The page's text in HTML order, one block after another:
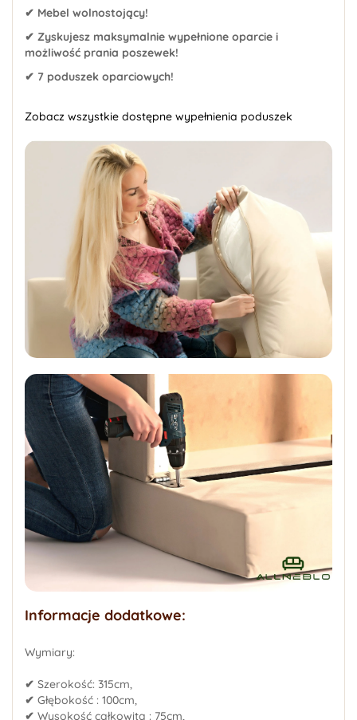
✔ Mebel wolnostojący!
✔ Zyskujesz maksymalnie wypełnione oparcie i
możliwość prania poszewek!
✔ 7 poduszek oparciowych!
Zobacz wszystkie dostępne wypełnienia poduszek
Informacje dodatkowe:
Wymiary:
✔ Szerokość: 315cm,
✔ Głębokość : 100cm,
✔ Wysokość całkowita : 75cm,